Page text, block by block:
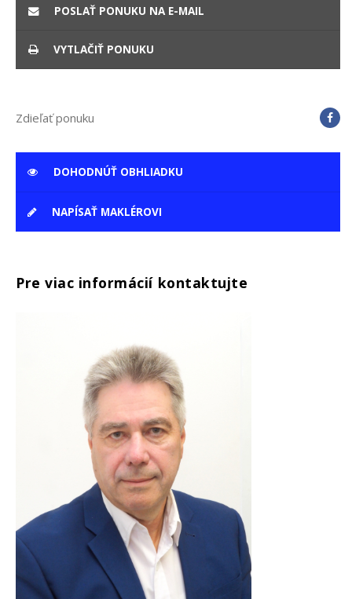
POSLAŤ PONUKU NA E-MAIL
VYTLAČIŤ PONUKU
Zdieľať ponuku
DOHODNÚŤ OBHLIADKU
NAPÍSAŤ MAKLÉROVI
Pre viac informácií kontaktujte